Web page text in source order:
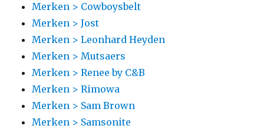
Merken > Cowboysbelt
Merken > Jost
Merken > Leonhard Heyden
Merken > Mutsaers
Merken > Renee by C&B
Merken > Rimowa
Merken > Sam Brown
Merken > Samsonite